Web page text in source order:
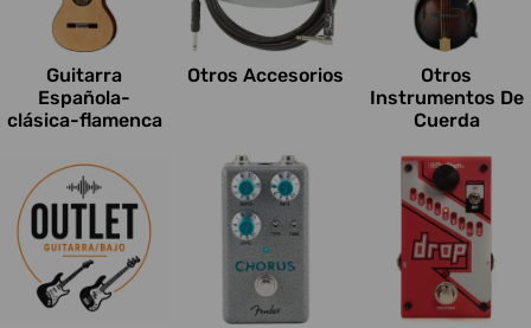
Guitarra
Española-
clásica-flamenca
Otros Accesorios
Otros
Instrumentos De
Cuerda